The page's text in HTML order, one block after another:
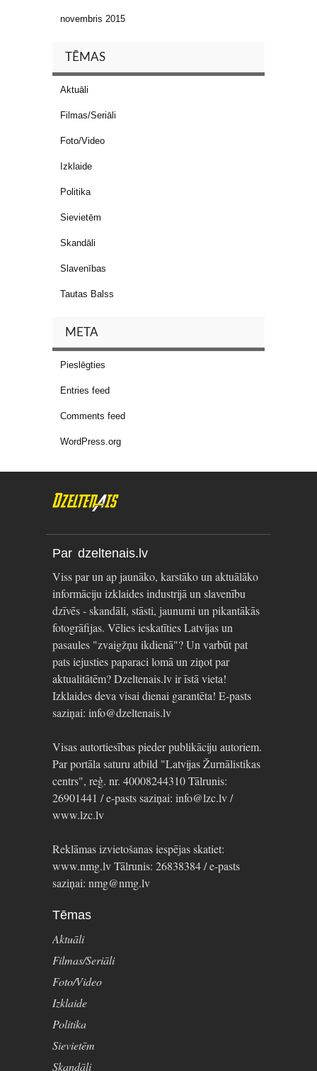
novembris 2015
TĒMAS
Aktuāli
Filmas/Seriāli
Foto/Video
Izklaide
Politika
Sievietēm
Skandāli
Slavenības
Tautas Balss
META
Pieslēgties
Entries feed
Comments feed
WordPress.org
Par dzeltenais.lv
Viss par un ap jaunāko, karstāko un aktuālāko
informāciju izklaides industrijā un slavenību
dzīvēs - skandāli, stāsti, jaunumi un pikantākās
fotogrāfijas. Vēlies ieskatīties Latvijas un
pasaules "zvaigžņu ikdienā"? Un varbūt pat
pats iejusties paparaci lomā un ziņot par
aktualitātēm? Dzeltenais.lv ir īstā vieta!
Izklaides deva visai dienai garantēta! E-pasts
saziņai: info@dzeltenais.lv
Visas autortiesības pieder publikāciju autoriem.
Par portāla saturu atbild "Latvijas Žurnālistikas
centrs", reģ. nr. 40008244310 Tālrunis:
26901441 / e-pasts saziņai: info@lzc.lv /
www.lzc.lv
Reklāmas izvietošanas iespējas skatiet:
www.nmg.lv Tālrunis: 26838384 / e-pasts
saziņai: nmg@nmg.lv
Tēmas
Aktuāli
Filmas/Seriāli
Foto/Video
Izklaide
Politika
Sievietēm
Skandāli